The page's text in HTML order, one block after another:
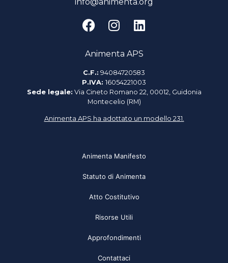
Animenta APS
C.F.: 94084720583
P.IVA: 16054221003
Sede legale: Via Cineto Romano 22, 00012, Guidonia
Montecelio (RM)
Animenta APS ha adottato un modello 231.
Animenta Manifesto
Statuto di Animenta
Atto Costitutivo
Risorse Utili
Approfondimenti
Contattaci